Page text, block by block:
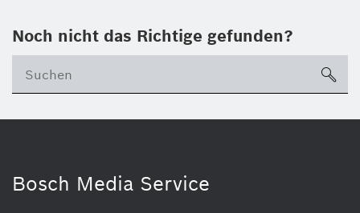
Noch nicht das Richtige gefunden?
Bosch Media Service